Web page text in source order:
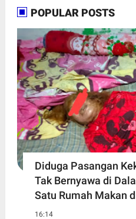
POPULAR POSTS
Diduga Pasangan
Tak Bernyawa di
Satu Rumah Makan
16:14